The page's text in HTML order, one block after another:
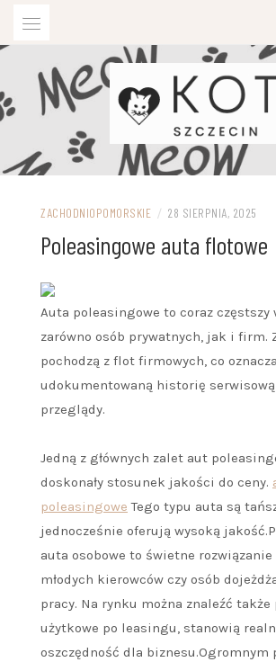
treści
ZACHODNIOPOMORSKIE / 28 SIERPNIA, 2025
Poleasingowe auta flotowe
Auta poleasingowe to coraz częstszy
zarówno osób prywatnych, jak i firm.
pochodzą z flot firmowych, co
udokumentowaną historię
przeglądy.
Jedną z głównych zalet aut
doskonały stosunek jakości do ceny.
poleasingowe Tego typu auta są
jednocześnie oferują wysoką
auta osobowe to świetne
młodych kierowców czy osób
pracy. Na rynku można znaleźć także
użytkowe po leasingu, stanowią
oszczędność dla biznesu.Ogromnym